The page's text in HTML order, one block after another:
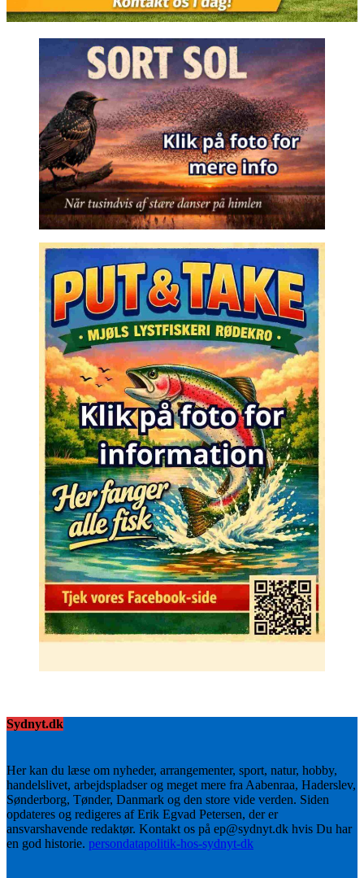
Sydnyt.dk
Her kan du læse om nyheder, arrangementer, sport, natur, hobby,
handelslivet, arbejdspladser og meget mere fra Aabenraa, Haderslev,
Sønderborg, Tønder, Danmark og den store vide verden. Siden
opdateres og redigeres af Erik Egvad Petersen, der er
ansvarshavende redaktør. Kontakt os på ep@sydnyt.dk hvis Du har
en god historie. persondatapolitik-hos-sydnyt-dk